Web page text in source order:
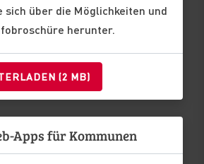
sich über die Möglichkeiten und
herunter.
(2 MB)
Apps für Kommunen